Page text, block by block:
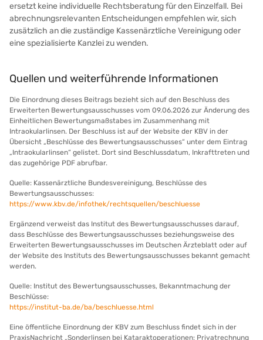
ersetzt keine individuelle Rechtsberatung für den Einzelfall. Bei
abrechnungsrelevanten Entscheidungen empfehlen wir, sich
zusätzlich an die zuständige Kassenärztliche Vereinigung oder
eine spezialisierte Kanzlei zu wenden.
Quellen und weiterführende Informationen
Die Einordnung dieses Beitrags bezieht sich auf den Beschluss des
Erweiterten Bewertungsausschusses vom 09.06.2026 zur Änderung des
Einheitlichen Bewertungsmaßstabes im Zusammenhang mit
Intraokularlinsen. Der Beschluss ist auf der Website der KBV in der
Übersicht „Beschlüsse des Bewertungsausschusses“ unter dem Eintrag
„Intraokularlinsen“ gelistet. Dort sind Beschlussdatum, Inkrafttreten und
das zugehörige PDF abrufbar.
Quelle: Kassenärztliche Bundesvereinigung, Beschlüsse des
Bewertungsausschusses:
https://www.kbv.de/infothek/rechtsquellen/beschluesse
Ergänzend verweist das Institut des Bewertungsausschusses darauf,
dass Beschlüsse des Bewertungsausschusses beziehungsweise des
Erweiterten Bewertungsausschusses im Deutschen Ärzteblatt oder auf
der Website des Instituts des Bewertungsausschusses bekannt gemacht
werden.
Quelle: Institut des Bewertungsausschusses, Bekanntmachung der
Beschlüsse:
https://institut-ba.de/ba/beschluesse.html
Eine öffentliche Einordnung der KBV zum Beschluss findet sich in der
PraxisNachricht „Sonderlinsen bei Kataraktoperationen: Privatrechnung